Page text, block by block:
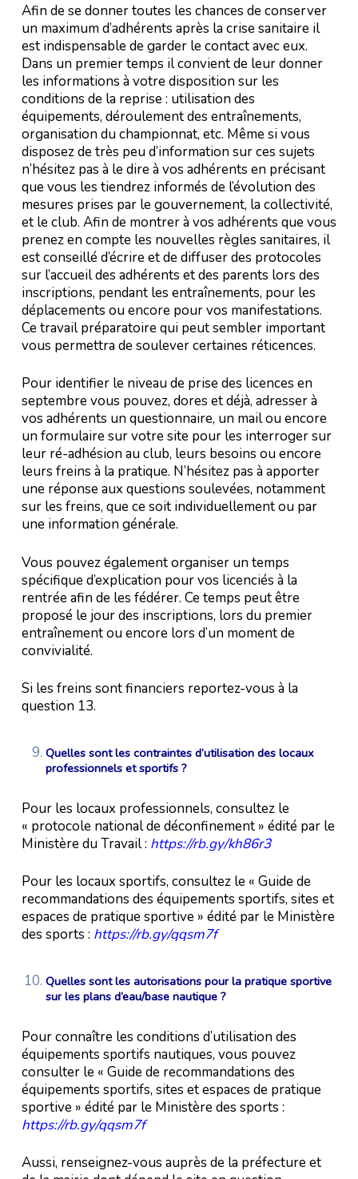
Afin de se donner toutes les chances de conserver
un maximum d’adhérents après la crise sanitaire il
est indispensable de garder le contact avec eux.
Dans un premier temps il convient de leur donner
les informations à votre disposition sur les
conditions de la reprise : utilisation des
équipements, déroulement des entraînements,
organisation du championnat, etc. Même si vous
disposez de très peu d’information sur ces sujets
n’hésitez pas à le dire à vos adhérents en précisant
que vous les tiendrez informés de l’évolution des
mesures prises par le gouvernement, la collectivité,
et le club. Afin de montrer à vos adhérents que vous
prenez en compte les nouvelles règles sanitaires, il
est conseillé d’écrire et de diffuser des protocoles
sur l’accueil des adhérents et des parents lors des
inscriptions, pendant les entraînements, pour les
déplacements ou encore pour vos manifestations.
Ce travail préparatoire qui peut sembler important
vous permettra de soulever certaines réticences.
Pour identifier le niveau de prise des licences en
septembre vous pouvez, dores et déjà, adresser à
vos adhérents un questionnaire, un mail ou encore
un formulaire sur votre site pour les interroger sur
leur ré-adhésion au club, leurs besoins ou encore
leurs freins à la pratique. N’hésitez pas à apporter
une réponse aux questions soulevées, notamment
sur les freins, que ce soit individuellement ou par
une information générale.
Vous pouvez également organiser un temps
spécifique d’explication pour vos licenciés à la
rentrée afin de les fédérer. Ce temps peut être
proposé le jour des inscriptions, lors du premier
entraînement ou encore lors d’un moment de
convivialité.
Si les freins sont financiers reportez-vous à la
question 13.
Quelles sont les contraintes d’utilisation des locaux
professionnels et sportifs ?
Pour les locaux professionnels, consultez le
« protocole national de déconfinement » édité par le
Ministère du Travail : https://rb.gy/kh86r3
Pour les locaux sportifs, consultez le « Guide de
recommandations des équipements sportifs, sites et
espaces de pratique sportive » édité par le Ministère
des sports : https://rb.gy/qqsm7f
Quelles sont les autorisations pour la pratique sportive
sur les plans d’eau/base nautique ?
Pour connaître les conditions d’utilisation des
équipements sportifs nautiques, vous pouvez
consulter le « Guide de recommandations des
équipements sportifs, sites et espaces de pratique
sportive » édité par le Ministère des sports :
https://rb.gy/qqsm7f
Aussi, renseignez-vous auprès de la préfecture et